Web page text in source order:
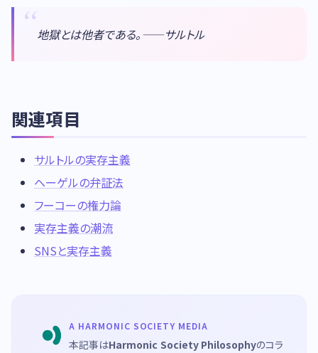
地獄とは他者である。——サルトル
関連項目
サルトルの実存主義
ヘーゲルの弁証法
フーコーの権力論
実存主義の潮流
SNSと実存主義
A HARMONIC SOCIETY MEDIA
本記事はHarmonic Society Philosophyのコラ